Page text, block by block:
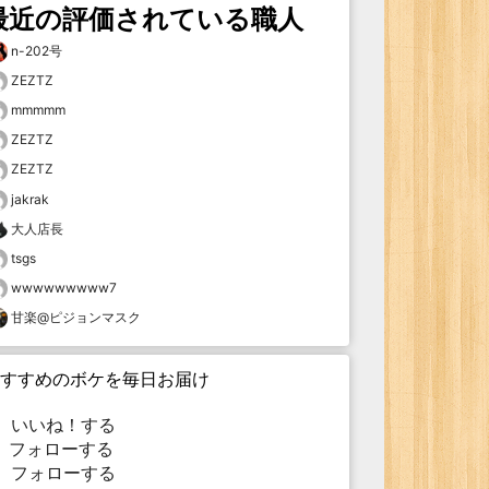
近の評価されている職人
n-202号
ZEZTZ
mmmmm
ZEZTZ
ZEZTZ
jakrak
大人店長
tsgs
wwwwwwwww7
甘楽@ピジョンマスク
すめのボケを毎日お届け
いいね！する
ォローする
フォローする